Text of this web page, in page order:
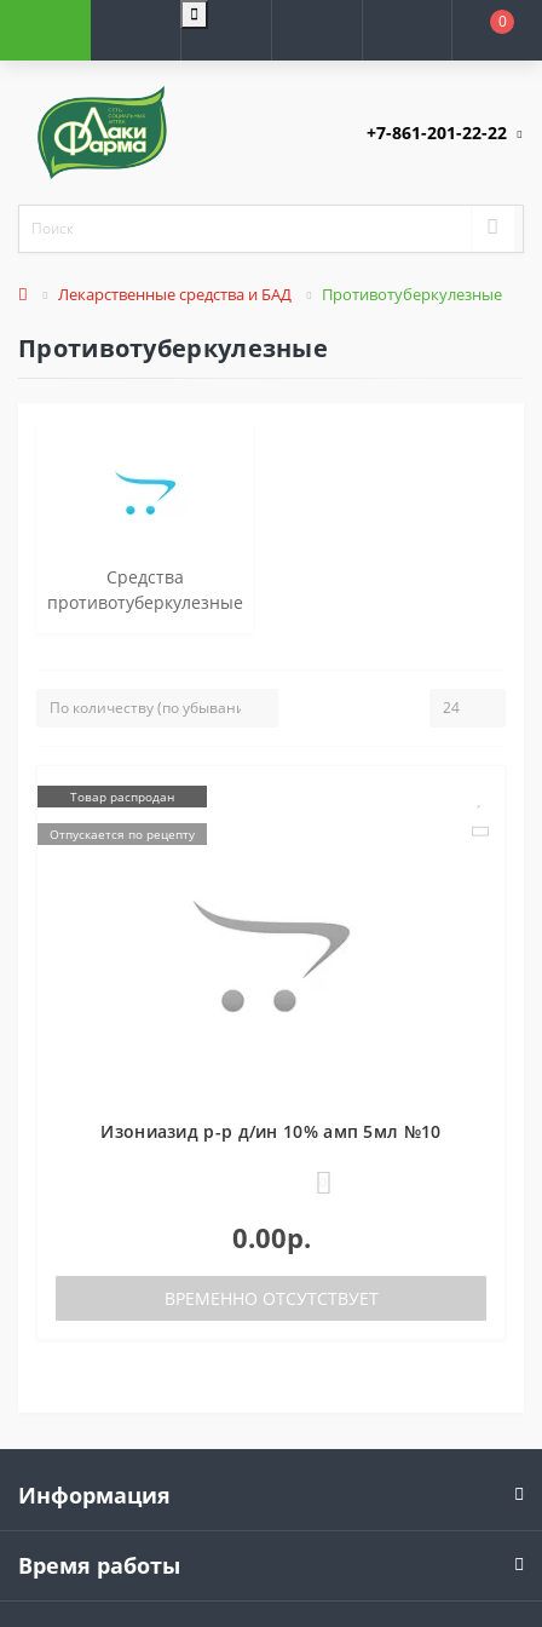
0
+7-861-201-22-22
Лекарственные средства и БАД Противотуберкулезные
Противотуберкулезные
Средства
противотуберкулезные
Товар распродан
Отпускается по рецепту
Изониазид р-р д/ин 10% амп 5мл №10
0.00р.
ВРЕМЕННО ОТСУТСТВУЕТ
Информация
Время работы